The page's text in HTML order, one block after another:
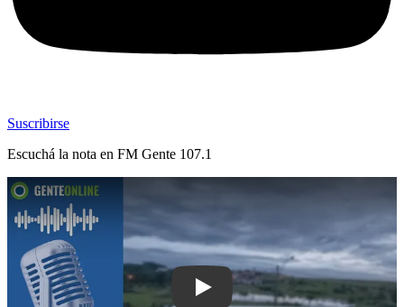
Suscribirse
Escuchá la nota en FM Gente 107.1
Play: Una excursión de la empresa